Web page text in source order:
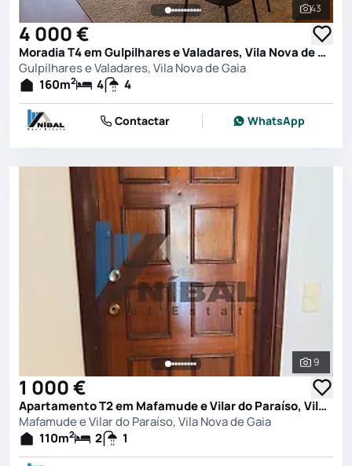
Ver
43
4 000 €
Moradia T4 em Gulpilhares e Valadares, Vila Nova de Gaia
Gulpilhares e Valadares, Vila Nova de Gaia
160m2 4 4
Contactar WhatsApp
Ver
9
1 000 €
Apartamento T2 em Mafamude e Vilar do Paraíso, Vila Nova de Gaia
Mafamude e Vilar do Paraíso, Vila Nova de Gaia
110m2 2 1